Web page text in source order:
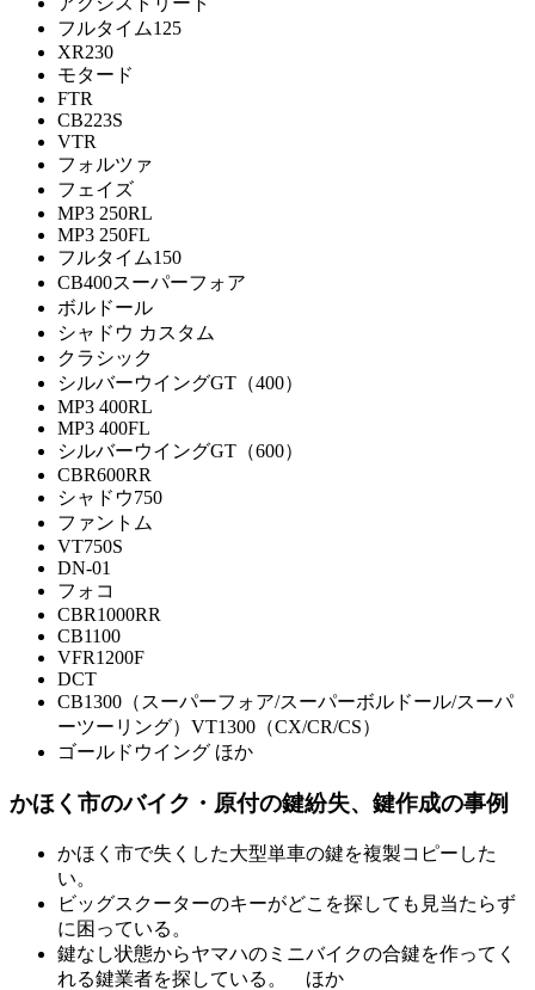
フルタイム125
XR230
モタード
FTR
CB223S
VTR
フォルツァ
フェイズ
MP3 250RL
MP3 250FL
フルタイム150
CB400スーパーフォア
ボルドール
シャドウ カスタム
クラシック
シルバーウイングGT（400）
MP3 400RL
MP3 400FL
シルバーウイングGT（600）
CBR600RR
シャドウ750
ファントム
VT750S
DN-01
フォコ
CBR1000RR
CB1100
VFR1200F
DCT
CB1300（スーパーフォア/スーパーボルドール/スーパ
ーツーリング）VT1300（CX/CR/CS）
ゴールドウイング ほか
かほく市のバイク・原付の鍵紛失、鍵作成の事例
かほく市で失くした大型単車の鍵を複製コピーした
い。
ビッグスクーターのキーがどこを探しても見当たらず
に困っている。
鍵なし状態からヤマハのミニバイクの合鍵を作ってく
れる鍵業者を探している。 ほか